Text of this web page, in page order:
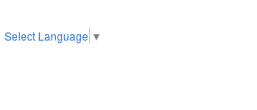
Select Language ▼